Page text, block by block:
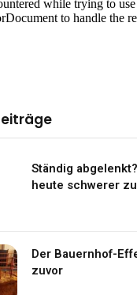
Ständig
heute schwerer
Der Bauernhof-
zuvor